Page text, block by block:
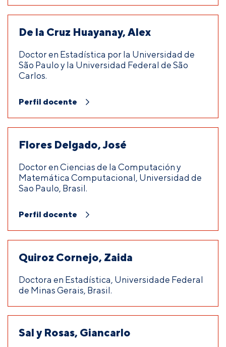
De la Cruz Huayanay, Alex
Doctor en Estadística por la Universidad de
São Paulo y la Universidad Federal de São
Carlos.
Perfil docente
Flores Delgado, José
Doctor en Ciencias de la Computación y
Matemática Computacional, Universidad de
Sao Paulo, Brasil.
Perfil docente
Quiroz Cornejo, Zaida
Doctora en Estadística, Universidade Federal
de Minas Gerais, Brasil.
Sal y Rosas, Giancarlo